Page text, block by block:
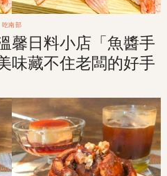
吃南部
馨日料小店「魚醬手
味藏不住老闆的好手